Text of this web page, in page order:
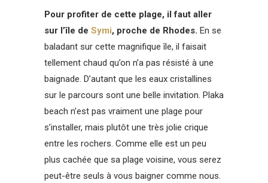
Pour profiter de cette plage, il faut aller
sur l’île de Symi, proche de Rhodes. En se
baladant sur cette magnifique île, il faisait
tellement chaud qu’on n’a pas résisté à une
baignade. D’autant que les eaux cristallines
sur le parcours sont une belle invitation. Plaka
beach n’est pas vraiment une plage pour
s’installer, mais plutôt une très jolie crique
entre les rochers. Comme elle est un peu
plus cachée que sa plage voisine, vous serez
peut-être seuls à vous baigner comme nous.